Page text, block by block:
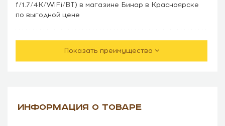
f/1.7/4K/WiFi/BT) в магазине Бинар в Красноярске
по выгодной цене
Показать преимущества
ИНФОРМАЦИЯ О ТОВАРЕ